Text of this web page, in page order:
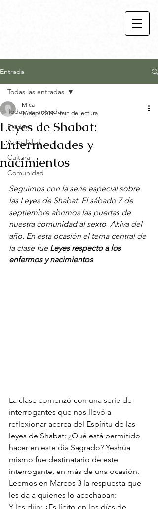
Entrada
Todas las entradas
Pardes
Actualidad
Cultura
Comunidad
Todas las entradas
Leyes de Shabat:
Enfermedades y
nacimientos
Mica
16 sept 2019 1 min de lectura
Seguimos con la serie especial sobre
las Leyes de Shabat. El sábado 7 de
septiembre abrimos las puertas de
nuestra comunidad al sexto  Akiva del
año. En esta ocasión el tema central de
la clase fue Leyes respecto a los
enfermos y nacimientos.
La clase comenzó con una serie de
interrogantes que nos llevó a
reflexionar acerca del Espíritu de las
leyes de Shabat: ¿Qué está permitido
hacer en este día Sagrado? Yeshúa
mismo fue destinatario de este
interrogante, en más de una ocasión.
Leemos en Marcos 3 la respuesta que
les da a quienes lo acechaban:
Y les dijo: ¿Es lícito en los días de